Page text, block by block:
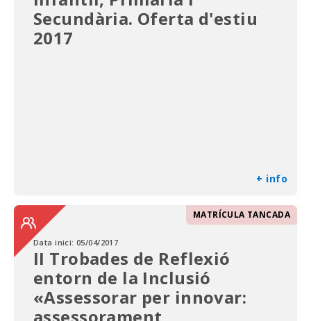
Secundària. Oferta d'estiu
2017
+ info
MATRÍCULA TANCADA
Data inici:05/04/2017
II Trobades de Reflexió
entorn de la Inclusió
«Assessorar per innovar: